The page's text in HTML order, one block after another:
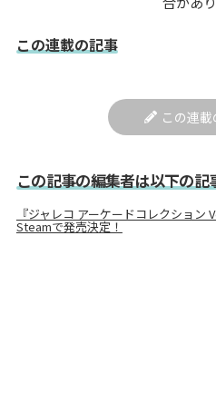
この連載の記事
この連
この記事の編集者は以下の
『ジャレコ アーケードコレクション
Steamで発売決定！